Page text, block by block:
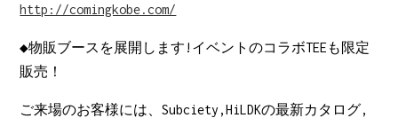
http://comingkobe.com/
◆物販ブースを展開します!イベントのコラボTEEも限定
販売！
ご来場のお客様には、Subciety,HiLDKの最新カタログ,